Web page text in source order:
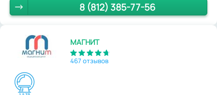
8 (812) 385-77-56
МАГНИТ
467 отзывов